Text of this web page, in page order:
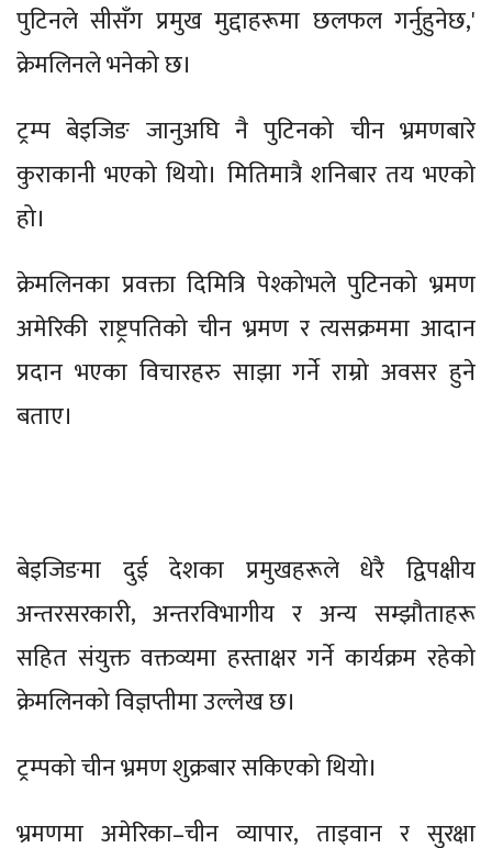
पुटिनले सीसँग प्रमुख मुद्दाहरूमा छलफल गर्नुहुनेछ,'
क्रेमलिनले भनेको छ।
ट्रम्प बेइजिङ जानुअघि नै पुटिनको चीन भ्रमणबारे
कुराकानी भएको थियो। मितिमात्रै शनिबार तय भएको
हो।
क्रेमलिनका प्रवक्ता दिमित्रि पेश्कोभले पुटिनको भ्रमण
अमेरिकी राष्ट्रपतिको चीन भ्रमण र त्यसक्रममा आदान
प्रदान भएका विचारहरु साझा गर्ने राम्रो अवसर हुने
बताए।
बेइजिङमा दुई देशका प्रमुखहरूले धेरै द्विपक्षीय
अन्तरसरकारी, अन्तरविभागीय र अन्य सम्झौताहरू
सहित संयुक्त वक्तव्यमा हस्ताक्षर गर्ने कार्यक्रम रहेको
क्रेमलिनको विज्ञप्तीमा उल्लेख छ।
ट्रम्पको चीन भ्रमण शुक्रबार सकिएको थियो।
भ्रमणमा अमेरिका–चीन व्यापार, ताइवान र सुरक्षा